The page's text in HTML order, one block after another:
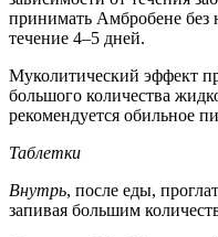
принимать Амбробене без
течение 4–5 дней.
Муколитический эффект
большого количества
рекомендуется обильное
Таблетки
Внутрь, после еды,
запивая большим